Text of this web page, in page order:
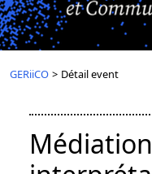
GERiiCO > Détail event